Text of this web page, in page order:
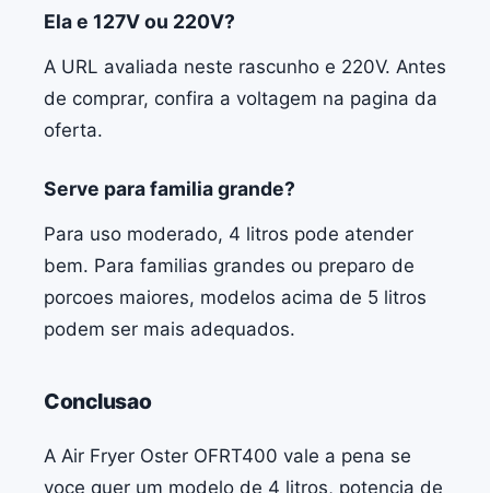
Ela e 127V ou 220V?
A URL avaliada neste rascunho e 220V. Antes
de comprar, confira a voltagem na pagina da
oferta.
Serve para familia grande?
Para uso moderado, 4 litros pode atender
bem. Para familias grandes ou preparo de
porcoes maiores, modelos acima de 5 litros
podem ser mais adequados.
Conclusao
A Air Fryer Oster OFRT400 vale a pena se
voce quer um modelo de 4 litros, potencia de